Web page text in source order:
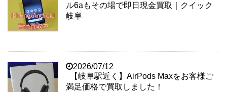
ル6aもその場で即日現金買取｜クイック
岐阜
2026/07/12
【岐阜駅近く】AirPods Maxをお客様ご
満足価格で買取しました！